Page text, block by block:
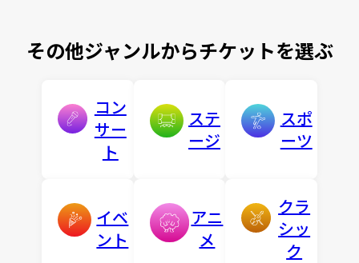
その他ジャンルからチケットを選ぶ
コン
サー
ト
ステ
ージ
スポ
ーツ
イベ
ント
アニ
メ
クラ
シッ
ク